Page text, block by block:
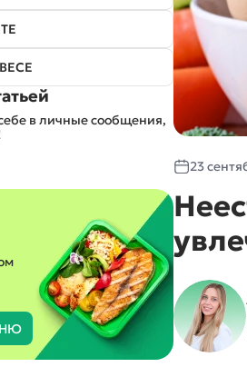
ИСКЛЮЧЕНИЯМИ
в личные сообщения,
23